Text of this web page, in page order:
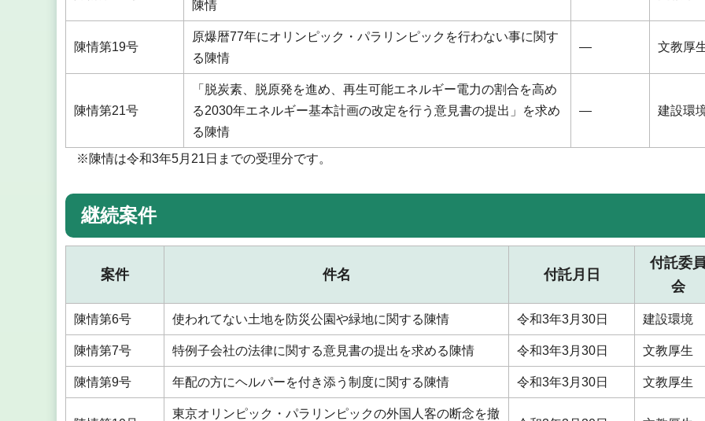
陳情
陳情第19号
原爆暦77年にオリンピック・パラリンピックを行わない事に関す
る陳情
― 文教厚
陳情第21号
「脱炭素、脱原発を進め、再生可能エネルギー電力の割合を高め
る2030年エネルギー基本計画の改定を行う意見書の提出」を求め
る陳情
― 建設環
※陳情は令和3年5月21日までの受理分です。
継続案件
案件 件名 付託月日
付託委
会
陳情第6号 使われてない土地を防災公園や緑地に関する陳情 令和3年3月30日 建設環境
陳情第7号 特例子会社の法律に関する意見書の提出を求める陳情 令和3年3月30日 文教厚生
陳情第9号 年配の方にヘルパーを付き添う制度に関する陳情 令和3年3月30日 文教厚生
東京オリンピック・パラリンピックの外国人客の断念を撤